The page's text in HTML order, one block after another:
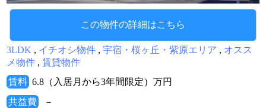
この物件の詳細はこちら
3LDK , イチオシ物件 ,宇宿・桜ヶ丘・紫原エリア , オスス
メ物件 ,賃貸物件
賃料 6.8（入居月から3年間限定）万円
共益費
－